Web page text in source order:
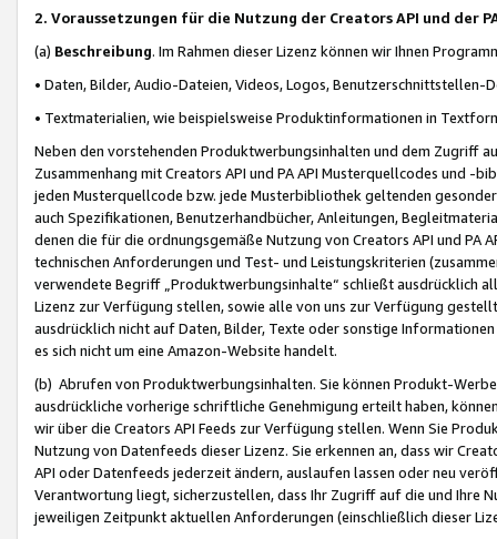
2. Voraussetzungen für die Nutzung der Creators API und der
(a) Beschreibung. Im Rahmen dieser Lizenz können wir Ihnen
• Daten, Bilder, Audio-Dateien, Videos, Logos, Benutzerschnittstellen-
• Textmaterialien, wie beispielsweise Produktinformationen in
Neben den vorstehenden Produktwerbungsinhalten und dem Zugriff
Zusammenhang mit Creators API und PA API Musterquellcodes und
jeden Musterquellcode bzw. jede Musterbibliothek geltenden
auch Spezifikationen, Benutzerhandbücher, Anleitungen,
denen die für die ordnungsgemäße Nutzung von Creators API und PA
technischen Anforderungen und Test- und Leistungskriterien
verwendete Begriff „Produktwerbungsinhalte“ schließt ausdrücklich
Lizenz zur Verfügung stellen, sowie alle von uns zur Verfügung
ausdrücklich nicht auf Daten, Bilder, Texte oder sonstige
es sich nicht um eine Amazon-Website handelt.
(b) Abrufen von Produktwerbungsinhalten. Sie können Produkt-
ausdrückliche vorherige schriftliche Genehmigung erteilt haben,
wir über die Creators API Feeds zur Verfügung stellen. Wenn Sie
Nutzung von Datenfeeds dieser Lizenz. Sie erkennen an, dass wir
API oder Datenfeeds jederzeit ändern, auslaufen lassen oder neu
Verantwortung liegt, sicherzustellen, dass Ihr Zugriff auf die und Ihre
jeweiligen Zeitpunkt aktuellen Anforderungen (einschließlich dieser